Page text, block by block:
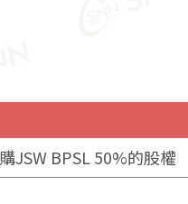
JSW BPSL 50%的股權